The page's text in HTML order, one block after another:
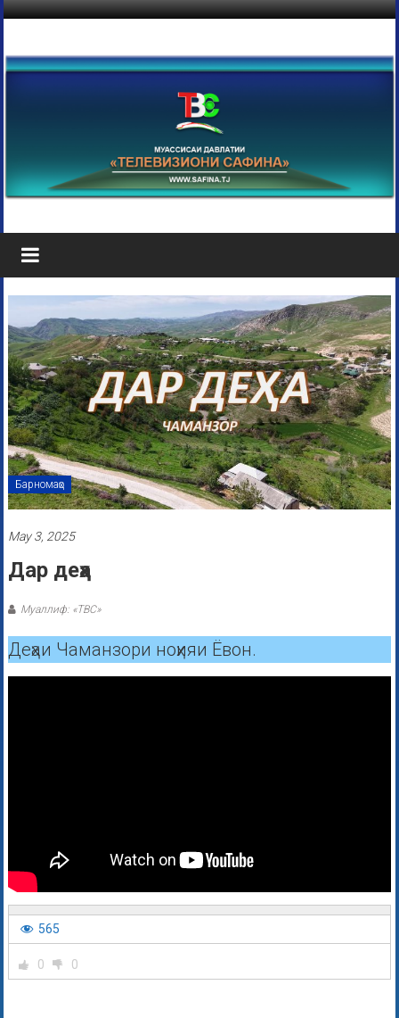
Барномаҳо
May 3, 2025
Дар деҳа
Муаллиф: «ТВС»
Деҳаи Чаманзори ноҳияи Ёвон.
565
0 0